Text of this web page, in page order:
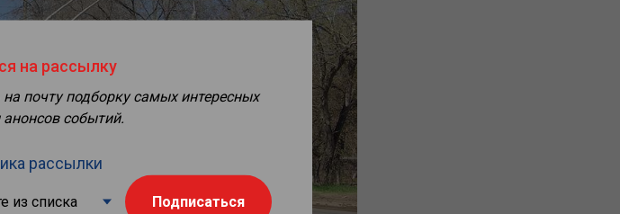
на рассылку
почту подборку самых интересных
событий.
рассылки
Подписаться